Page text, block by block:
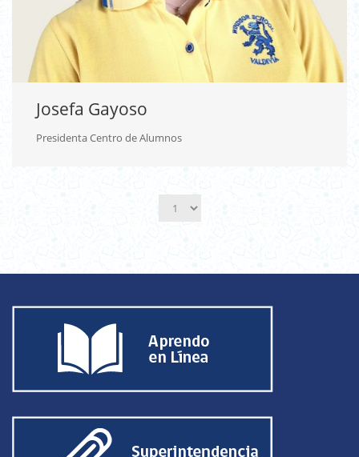
Josefa Gayoso
Presidenta Centro de Alumnos